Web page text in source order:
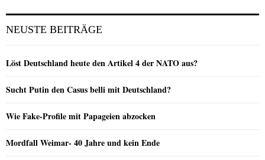
NEUSTE BEITRÄGE
Löst Deutschland heute den Artikel 4 der NATO aus?
Sucht Putin den Casus belli mit Deutschland?
Wie Fake-Profile mit Papageien abzocken
Mordfall Weimar- 40 Jahre und kein Ende